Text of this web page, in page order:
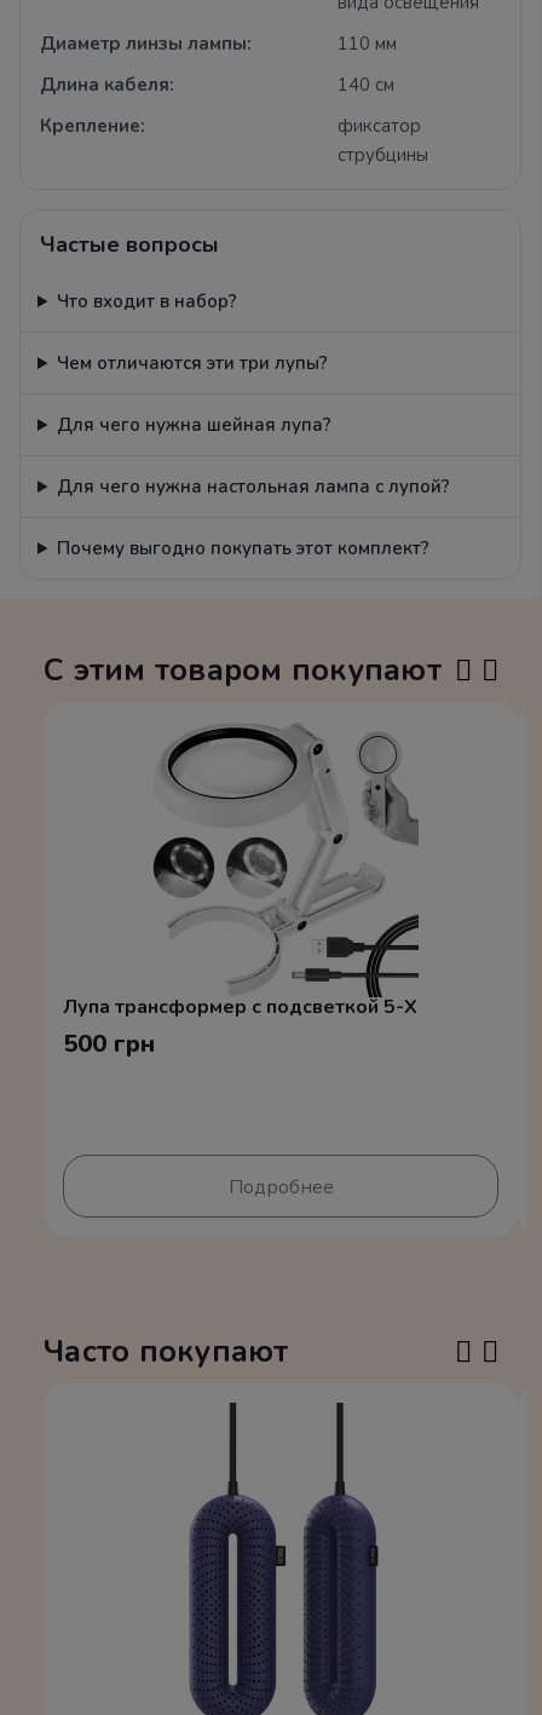
Диаметр линзы лампы:
110 мм
Длина кабеля:
140 см
Крепление:
фиксатор
струбцины
Частые вопросы
Что входит в набор?
Чем отличаются эти три лупы?
Для чего нужна шейная лупа?
Для чего нужна настольная лампа с лупой?
Почему выгодно покупать этот комплект?
С этим товаром покупают
Лупа трансформер с подсветкой 5-X
500 грн
Подробнее
Часто покупают